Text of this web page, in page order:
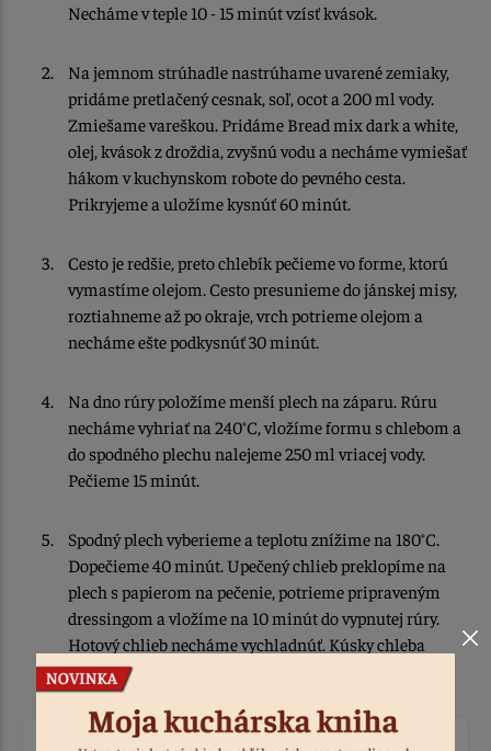
Necháme v teple 10 - 15 minút vzísť kvások.
Na jemnom strúhadle nastrúhame uvarené zemiaky,
pridáme pretlačený cesnak, soľ, ocot a 200 ml vody.
Zmiešame vareškou. Pridáme Bread mix dark a white,
olej, kvások z droždia, zvyšnú vodu a necháme vymiešať
hákom v kuchynskom robote do pevného cesta.
Prikryjeme a uložíme kysnúť 60 minút.
Cesto je redšie, preto chlebík pečieme vo forme, ktorú
vymastíme olejom. Cesto presunieme do jánskej misy,
roztiahneme až po okraje, vrch potrieme olejom a
necháme ešte podkysnúť 30 minút.
Na dno rúry položíme menší plech na záparu. Rúru
necháme vyhriať na 240°C, vložíme formu s chlebom a
do spodného plechu nalejeme 250 ml vriacej vody.
Pečieme 15 minút.
Spodný plech vyberieme a teplotu znížime na 180°C.
Dopečieme 40 minút. Upečený chlieb preklopíme na
plech s papierom na pečenie, potrieme pripraveným
dressingom a vložíme na 10 minút do vypnutej rúry.
Hotový chlieb necháme vychladnúť. Kúsky chleba
môžeme namáčať do zvyšného dressingu.